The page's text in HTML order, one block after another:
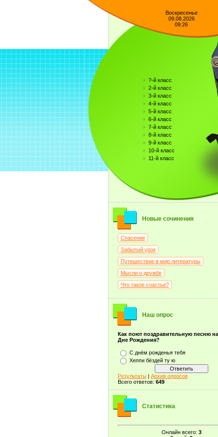
Воскресенье
09.08.2026
09:26
?-й класс
2-й класс
3-й класс
4-й класс
5-й класс
6-й класс
7-й класс
8-й класс
9-й класс
10-й класс
11-й класс
Новые сочинения
Спасение
Забытый урок
Путешествие в мир литературы
Мысли о дружбе
Что такое счастье?
Наш опрос
Как поют поздравительную песню
Дне Рождения?
С днём рожденья тебя
Хеппи бёздей ту ю
Результаты| Архив опросов
Всего ответов: 649
Статистика
Онлайн всего: 3